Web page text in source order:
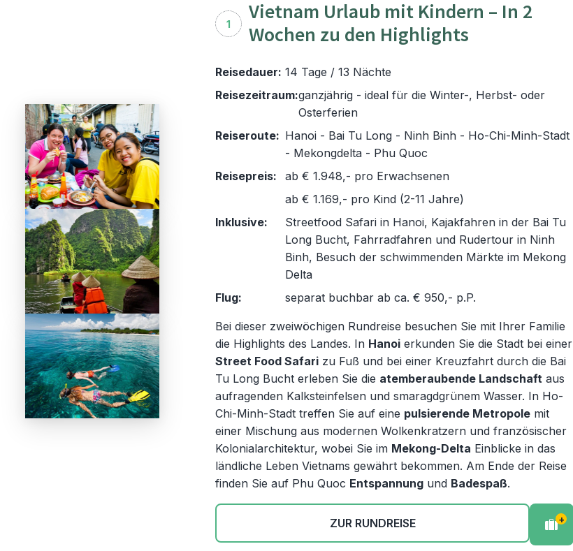
1
Vietnam Urlaub mit Kindern – In 2
Wochen zu den Highlights
Reisedauer: 14 Tage / 13 Nächte
Reisezeitraum:ganzjährig - ideal für die Winter-, Herbst- oder
Osterferien
Reiseroute: Hanoi - Bai Tu Long - Ninh Binh - Ho-Chi-Minh-Stadt
- Mekongdelta - Phu Quoc
Reisepreis:
ab € 1.948,- pro Erwachsenen
ab € 1.169,- pro Kind (2-11 Jahre)
Inklusive:
Streetfood Safari in Hanoi, Kajakfahren in der Bai Tu
Long Bucht, Fahrradfahren und Rudertour in Ninh
Binh, Besuch der schwimmenden Märkte im Mekong
Delta
Flug:
separat buchbar ab ca. € 950,- p.P.
Bei dieser zweiwöchigen Rundreise besuchen Sie mit Ihrer Familie
die Highlights des Landes. In Hanoi erkunden Sie die Stadt bei einer
Street Food Safari zu Fuß und bei einer Kreuzfahrt durch die Bai
Tu Long Bucht erleben Sie die atemberaubende Landschaft aus
aufragenden Kalksteinfelsen und smaragdgrünem Wasser. In Ho-
Chi-Minh-Stadt treffen Sie auf eine pulsierende Metropole mit
einer Mischung aus modernen Wolkenkratzern und französischer
Kolonialarchitektur, wobei Sie im Mekong-Delta Einblicke in das
ländliche Leben Vietnams gewährt bekommen. Am Ende der Reise
finden Sie auf Phu Quoc Entspannung und Badespaß.
ZUR RUNDREISE +